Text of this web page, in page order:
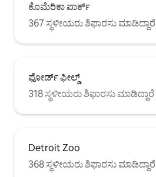
ಕೊಮೆರಿಕಾ ಪಾರ್ಕ್
367 ಸ್ಥಳೀಯರು ಶಿಫಾರಸು ಮಾಡಿದ್ದಾರೆ
ಫೋರ್ಡ್ ಫೀಲ್ಡ್
318 ಸ್ಥಳೀಯರು ಶಿಫಾರಸು ಮಾಡಿದ್ದಾರೆ
Detroit Zoo
368 ಸ್ಥಳೀಯರು ಶಿಫಾರಸು ಮಾಡಿದ್ದಾರೆ